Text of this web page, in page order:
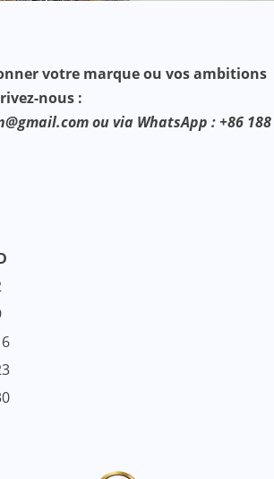
votre marque ou vos ambitions
nous :
ou via WhatsApp : +86 188